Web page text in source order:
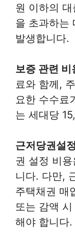
원 이하의
을 초과하는
발생합니다.
보증 관련 비
료와 함께,
요한 수수료
는 세대당
근저당권설
권 설정 비
니다. 다만,
주택채권 매
또는 감액
해야 합니다.